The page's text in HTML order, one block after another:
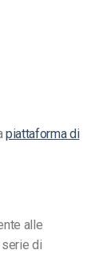
piattaforma di
alle
serie di